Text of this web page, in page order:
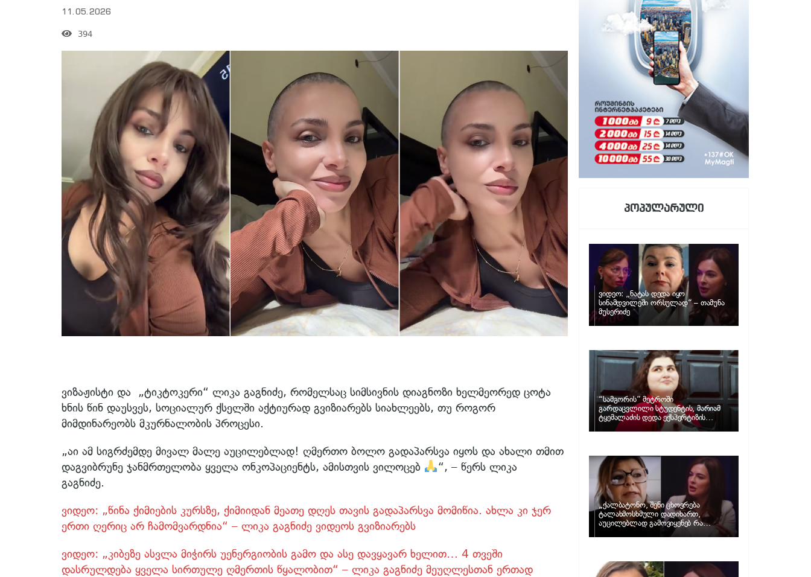
11.05.2026
394
ვიზაჟისტი და „ტიკტოკერი“ ლიკა გაგნიძე, რომელსაც სიმსივნის დიაგნოზი ხელმეორედ ცოტა
ხნის წინ დაუსვეს, სოციალურ ქსელში აქტიურად გვიზიარებს სიახლეებს, თუ როგორ
მიმდინარეობს მკურნალობის პროცესი.
„აი ამ სიგრძემდე მივალ მალე აუცილებლად! ღმერთო ბოლო გადაპარსვა იყოს და ახალი თმით
დაგვიბრუნე ჯანმრთელობა ყველა ონკოპაციენტს, ამისთვის ვილოცებ
“, – წერს ლიკა
გაგნიძე.
ვიდეო: „წინა ქიმიების კურსზე, ქიმიიდან მეათე დღეს თავის გადაპარსვა მომიწია. ახლა კი ჯერ
ერთი ღერიც არ ჩამომვარდნია“ – ლიკა გაგნიძე ვიდეოს გვიზიარებს
ვიდეო: „კიბეზე ასვლა მიჭირს უენერგიობის გამო და ასე დავყავარ ხელით… 4 თვეში
დასრულდება ყველა სირთულე ღმერთის წყალობით“ – ლიკა გაგნიძე მეუღლესთან ერთად
პოპულარული
ვიდეო: „ნატას დედა იყო
სინამდვილეში ორსულად“ – თამუნა
მუსერიძე
“სამგორის” მეტროში
გარდაცვლილი სტუდენტის, მარიამ
ტყემალაძის დედა ექსპერტიზის
პასუხს აქვეყნებს – რა გახდა გოგონას
„ქალბატონო, შენი ცხოვრება
ტალახმოსხმული დადიხართ,
აუცილებლად გამოვიყენებ რა
ინფორმაციაც მაქვს“… – რა